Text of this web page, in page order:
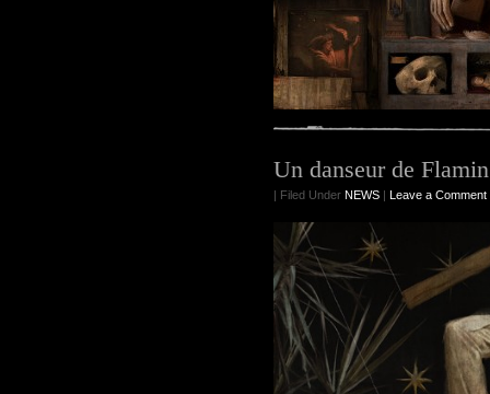
Un danseur de
| Filed Under NEWS | Leave a Comment